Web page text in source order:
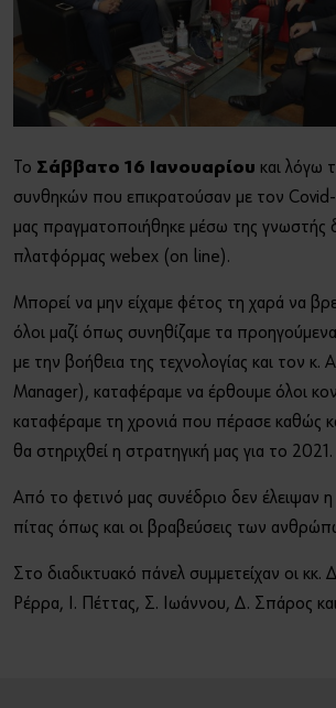
Ή
Θέλετε να εγγραφείτε στο online
Εγγραφείτε τώρα ακολουθώντας τρία απλά
απολαύσετε πλήρως όλες τις λειτουργίες
Μόνο για επαγγελματίες
Τέχνη και Πολιτισμός
Sports Sponsoring
Οικονομικά Στοιχεία
Τα νέα μας
Το Σάββατο 16 Ιανουαρίου και λόγω
συνθηκών που επικρατούσαν με τον
μας πραγματοποιήθηκε μέσω της γνωστής
πλατφόρμας webex (on line).
Μπορεί να μην είχαμε φέτος τη χαρά να
όλοι μαζί όπως συνηθίζαμε τα
με την βοήθεια της τεχνολογίας και τον κ.
Manager), καταφέραμε να έρθουμε όλοι
καταφέραμε τη χρονιά που πέρασε καθώς
θα στηριχθεί η στρατηγική μας για το 2021.
Από το φετινό μας συνέδριο δεν έλειψαν
πίτας όπως και οι βραβεύσεις των
Στο διαδικτυακό πάνελ συμμετείχαν οι
Ρέρρα, Ι. Πέττας, Σ. Ιωάννου, Δ. Σπάρος